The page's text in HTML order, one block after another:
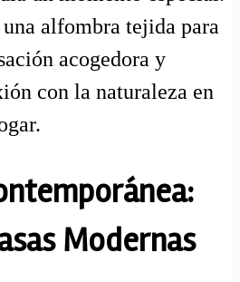
alfombra tejida para
acogedora y
con la naturaleza en
Modernas